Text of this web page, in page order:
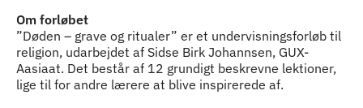
Om forløbet
”Døden – grave og ritualer” er et undervisningsforløb til
religion, udarbejdet af Sidse Birk Johannsen, GUX-
Aasiaat. Det består af 12 grundigt beskrevne lektioner,
lige til for andre lærere at blive inspirerede af.